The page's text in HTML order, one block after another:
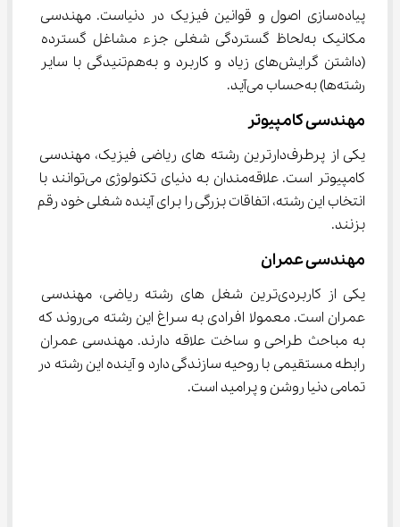
پیاده‌سازی اصول و قوانین فیزیک در دنیاست. مهندسی
مکانیک به‌لحاظ گستردگی شغلی جزء مشاغل گسترده
(داشتن گرایش‌های زیاد و کاربرد و به‌هم‌تنیدگی با سایر
رشته‌ها) به‌حساب می‌آید.
مهندسی کامپیوتر
یکی از پرطرف‌دارترین رشته های ریاضی فیزیک، مهندسی
کامپیوتر است. علاقه‌مندان به دنیای تکنولوژی می‌توانند با
انتخاب این رشته، اتفاقات بزرگی را برای آینده شغلی خود رقم
بزنند.
مهندسی عمران
یکی از کاربردی‌ترین شغل‌ های رشته ریاضی، مهندسی
عمران است. معمولا افرادی به سراغ این رشته می‌روند‌ که
به مباحث طراحی و ساخت علاقه دارند. مهندسی عمران
رابطه مستقیمی با روحیه سازندگی دارد و آینده این رشته در
تمامی دنیا روشن و پرامید است.